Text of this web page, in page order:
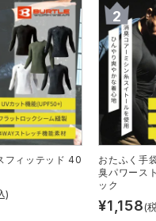
コンプレッションウ
作業用ポロシャツ
安全保護具
レインウェア・カッパ
空調服ランキング
コンプレッションウェア
作業用ポロシャツランキン
作業用手袋ランキング
レインウェアランキング
おたふく手袋
住商モンブラン
GUSH FORCE
GDジャパン
DIY・日曜大工作業服
飲食店ユニフォーム
運送・倉庫作業服
清掃・ビルメンテ作業服
夜間・高視認性安全服
フィッテッド 40
)
おたふく手
臭パワース
ック
¥1,158(